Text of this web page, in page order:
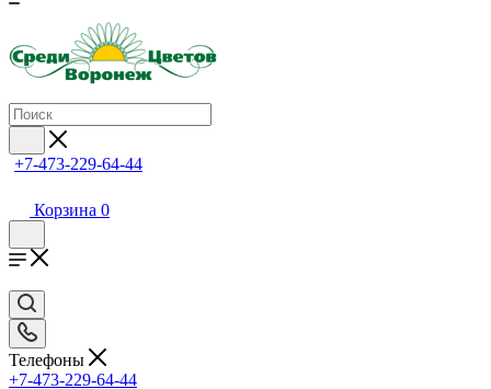
+7-473-229-64-44
Корзина 0
Телефоны
+7-473-229-64-44